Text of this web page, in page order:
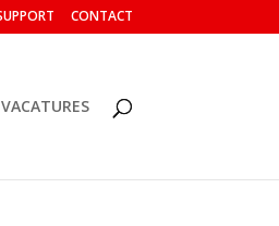
CONTACT
VACATURES